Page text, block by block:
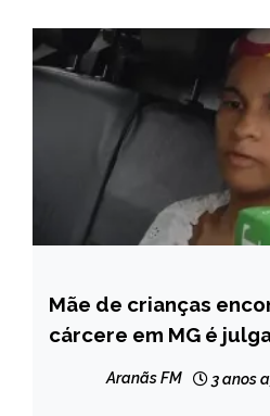
MINAS
GERAIS
Mãe de crianças
cárcere em MG é
Aranãs FM 3 anos